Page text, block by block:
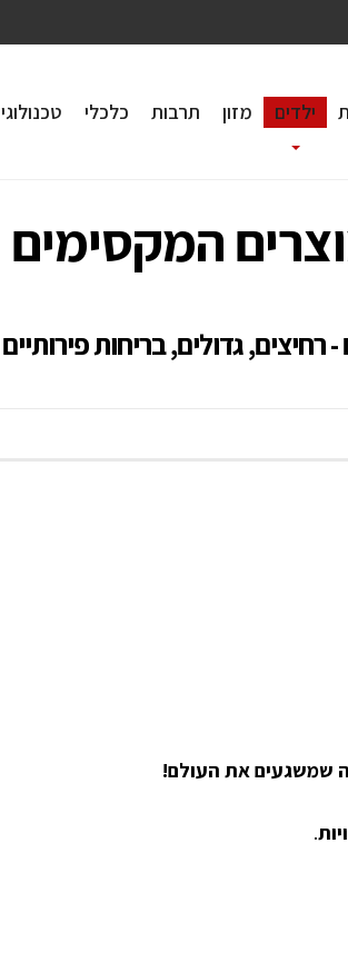
ילדים מזון תרבות כלכלי טכנולוגי
המקסימים
גדולים, בריחות פירותיים
שמשגעים את העולם!
.